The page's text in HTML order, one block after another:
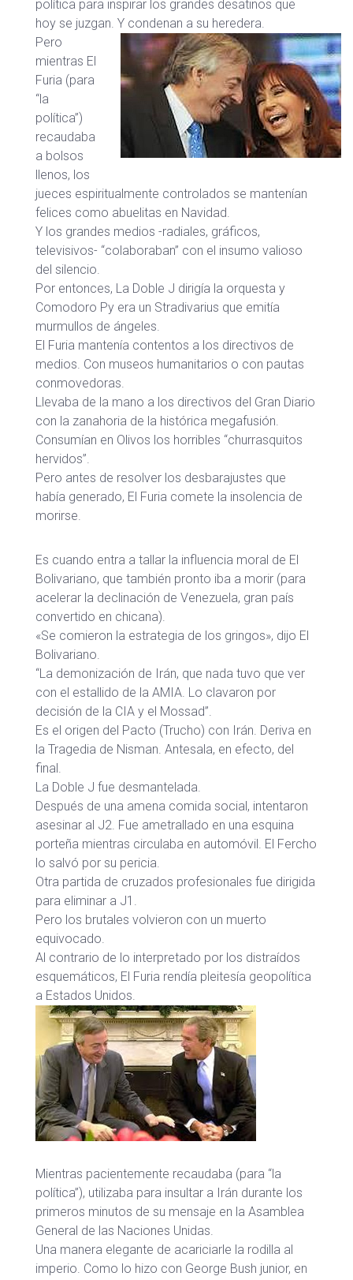
política para inspirar los grandes desatinos que
hoy se juzgan. Y condenan a su heredera.
Pero
mientras El
Furia (para
“la
política”)
recaudaba
a bolsos
llenos, los
jueces espiritualmente controlados se mantenían
felices como abuelitas en Navidad.
Y los grandes medios -radiales, gráficos,
televisivos- “colaboraban” con el insumo valioso
del silencio.
Por entonces, La Doble J dirigía la orquesta y
Comodoro Py era un Stradivarius que emitía
murmullos de ángeles.
El Furia mantenía contentos a los directivos de
medios. Con museos humanitarios o con pautas
conmovedoras.
Llevaba de la mano a los directivos del Gran Diario
con la zanahoria de la histórica megafusión.
Consumían en Olivos los horribles “churrasquitos
hervidos”.
Pero antes de resolver los desbarajustes que
había generado, El Furia comete la insolencia de
morirse.
Es cuando entra a tallar la influencia moral de El
Bolivariano, que también pronto iba a morir (para
acelerar la declinación de Venezuela, gran país
convertido en chicana).
«Se comieron la estrategia de los gringos», dijo El
Bolivariano.
“La demonización de Irán, que nada tuvo que ver
con el estallido de la AMIA. Lo clavaron por
decisión de la CIA y el Mossad”.
Es el origen del Pacto (Trucho) con Irán. Deriva en
la Tragedia de Nisman. Antesala, en efecto, del
final.
La Doble J fue desmantelada.
Después de una amena comida social, intentaron
asesinar al J2. Fue ametrallado en una esquina
porteña mientras circulaba en automóvil. El Fercho
lo salvó por su pericia.
Otra partida de cruzados profesionales fue dirigida
para eliminar a J1.
Pero los brutales volvieron con un muerto
equivocado.
Al contrario de lo interpretado por los distraídos
esquemáticos, El Furia rendía pleitesía geopolítica
a Estados Unidos.
Mientras pacientemente recaudaba (para “la
política”), utilizaba para insultar a Irán durante los
primeros minutos de su mensaje en la Asamblea
General de las Naciones Unidas.
Una manera elegante de acariciarle la rodilla al
imperio. Como lo hizo con George Bush junior, en